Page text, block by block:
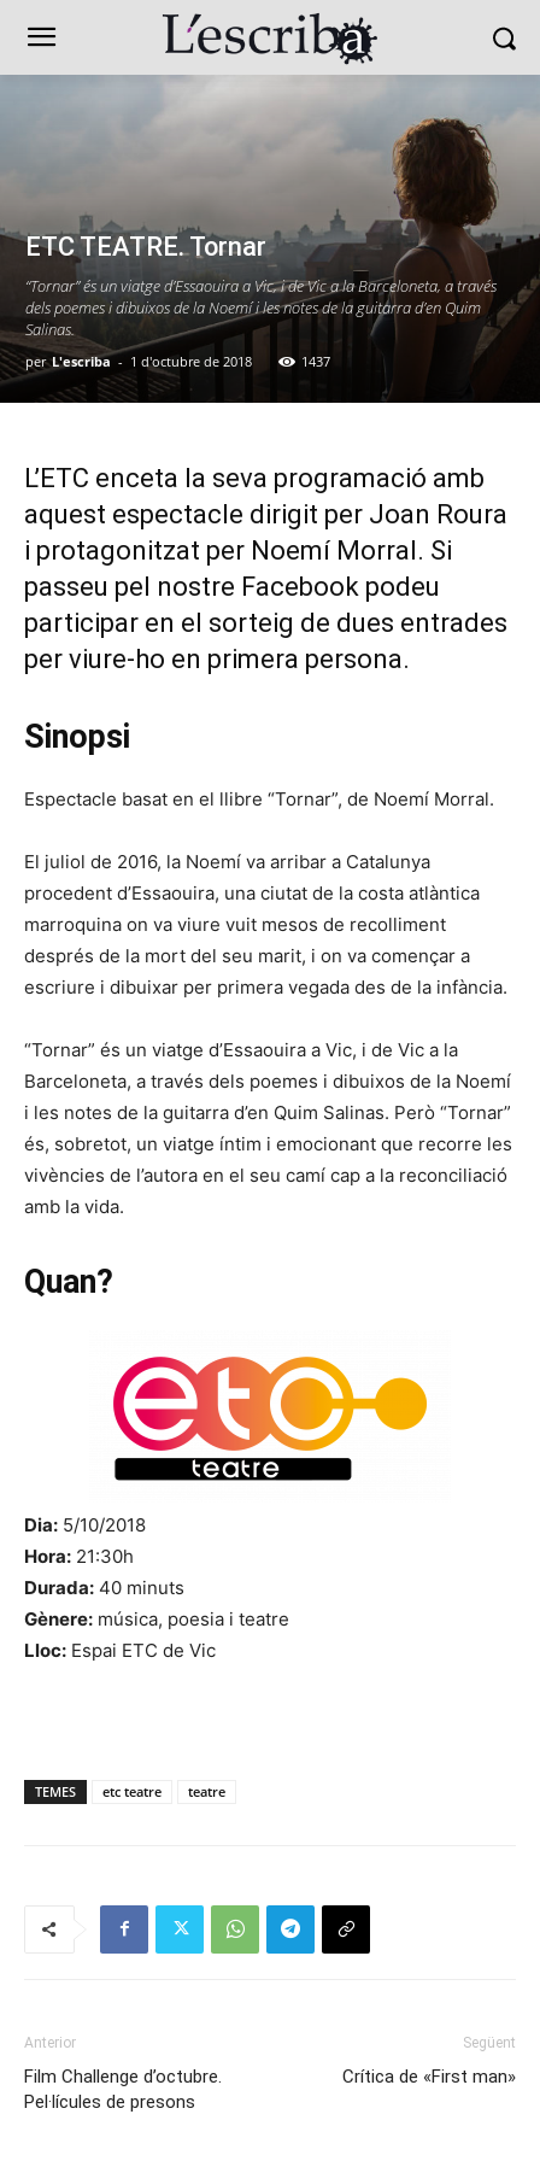
ETC TEATRE. Tornar
“Tornar” és un viatge d’Essaouira a Vic, i de Vic a la Barceloneta, a través
dels poemes i dibuixos de la Noemí i les notes de la guitarra d’en Quim
Salinas.
per L'escriba - 1 d'octubre de 2018 1437
L’ETC enceta la seva programació amb
aquest espectacle dirigit per Joan Roura
i protagonitzat per Noemí Morral. Si
passeu pel nostre Facebook podeu
participar en el sorteig de dues entrades
per viure-ho en primera persona.
Sinopsi
Espectacle basat en el llibre “Tornar”, de Noemí Morral.
El juliol de 2016, la Noemí va arribar a Catalunya
procedent d’Essaouira, una ciutat de la costa atlàntica
marroquina on va viure vuit mesos de recolliment
després de la mort del seu marit, i on va començar a
escriure i dibuixar per primera vegada des de la infància.
“Tornar” és un viatge d’Essaouira a Vic, i de Vic a la
Barceloneta, a través dels poemes i dibuixos de la Noemí
i les notes de la guitarra d’en Quim Salinas. Però “Tornar”
és, sobretot, un viatge íntim i emocionant que recorre les
vivències de l’autora en el seu camí cap a la reconciliació
amb la vida.
Quan?
Dia: 5/10/2018
Hora: 21:30h
Durada: 40 minuts
Gènere: música, poesia i teatre
Lloc: Espai ETC de Vic
TEMES etc teatre teatre
Anterior
Film Challenge d’octubre.
Pel·lícules de presons
Següent
Crítica de «First man»